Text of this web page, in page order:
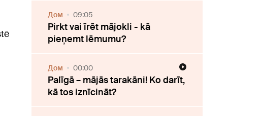
Дом 09:05
Pirkt vai īrēt mājokli - kā
pieņemt lēmumu?
Дом 00:00
Palīgā – mājās tarakāni! Ko darīt,
kā tos iznīcināt?